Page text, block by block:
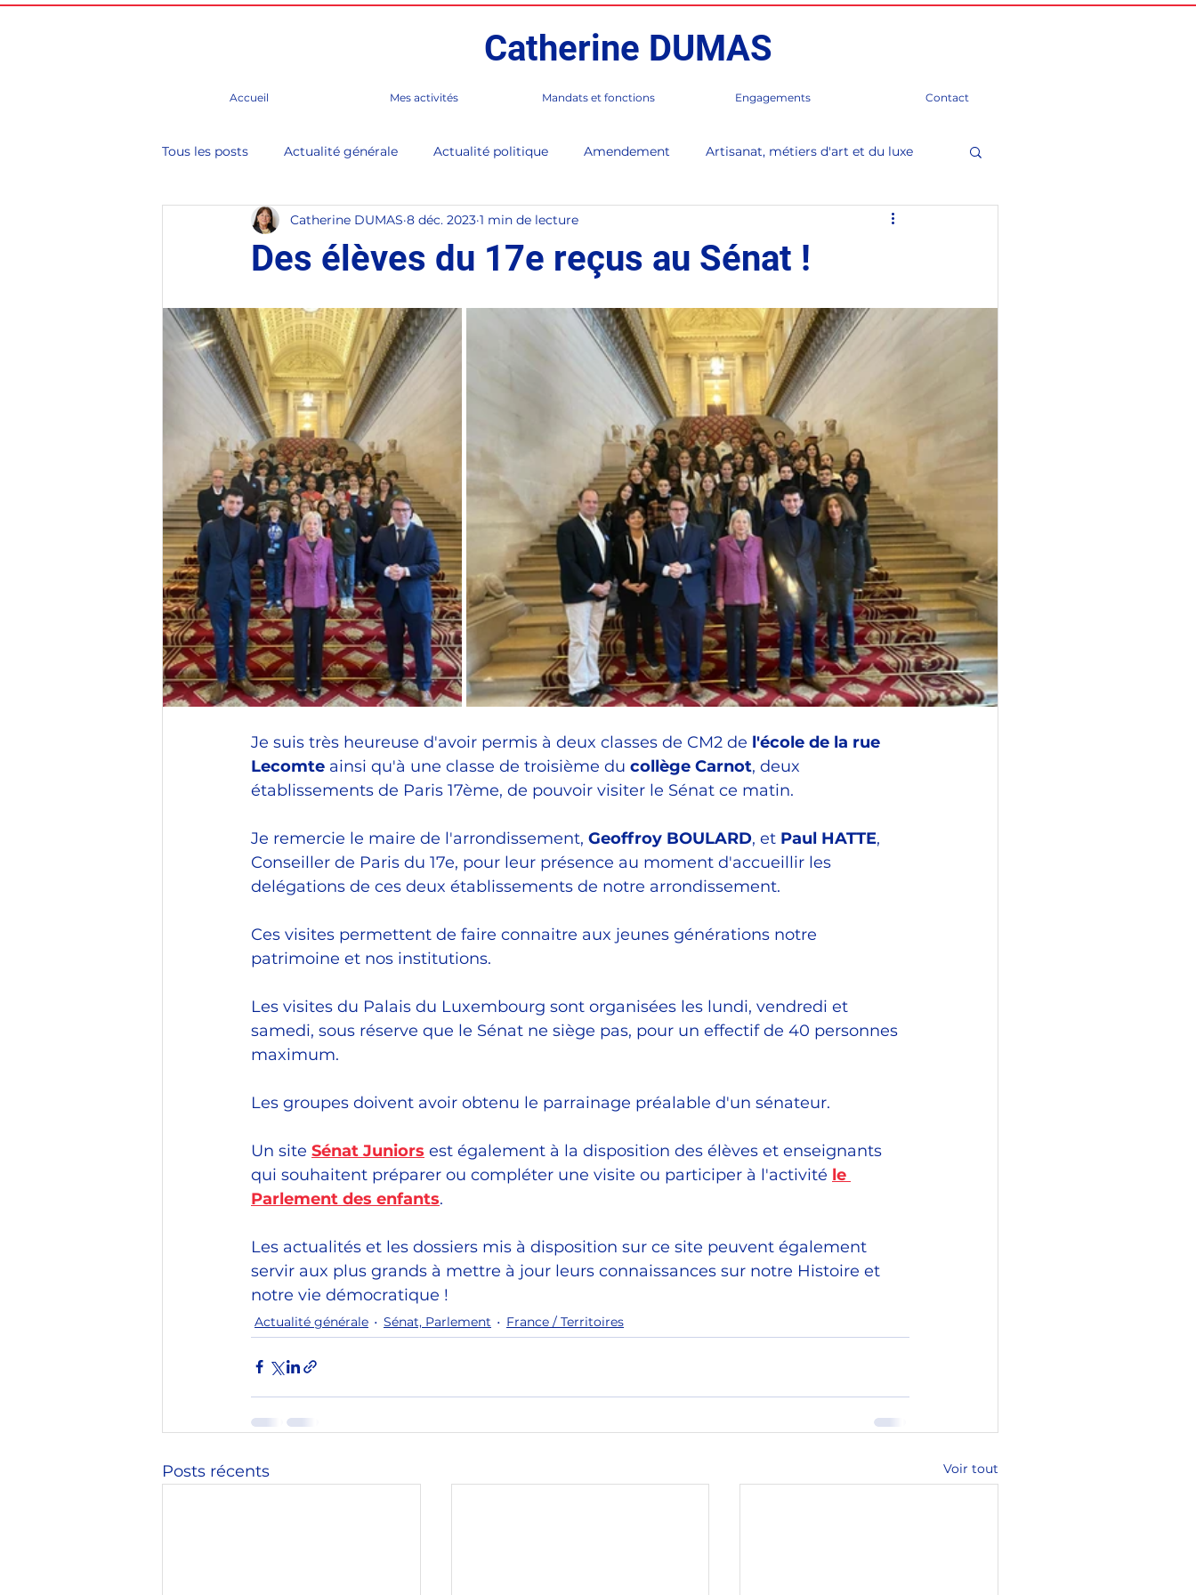
Catherine DUMAS
Accueil Mes activités Mandats et fonctions Engagements Contact
Tous les posts Actualité générale Actualité politique Amendement Artisanat, métiers d'art et du luxe
Chine Conseil de Paris Corée Culture
Groupe d'études Paris Paris 17e Séance publique Sénat, Parlement
Vitrine de France Tourisme Questions au Gouvernement Politique
COVID-19 Education Femmes Rayonnement Sports / JO Paris 2024
Des élèves du 17e reçus au Sénat !
Catherine DUMAS 8 déc. 2023 1 min de lecture
Je suis très heureuse d'avoir permis à deux classes de CM2 de l'école de la rue
Lecomte ainsi qu'à une classe de troisième du collège Carnot, deux
établissements de Paris 17ème, de pouvoir visiter le Sénat ce matin.
Je remercie le maire de l'arrondissement, Geoffroy BOULARD, et Paul HATTE,
Conseiller de Paris du 17e, pour leur présence au moment d'accueillir les
delégations de ces deux établissements de notre arrondissement.
Ces visites permettent de faire connaitre aux jeunes générations notre
patrimoine et nos institutions.
Les visites du Palais du Luxembourg sont organisées les lundi, vendredi et
samedi, sous réserve que le Sénat ne siège pas, pour un effectif de 40 personnes
maximum.
Les groupes doivent avoir obtenu le parrainage préalable d'un sénateur.
Un site Sénat Juniors est également à la disposition des élèves et enseignants
qui souhaitent préparer ou compléter une visite ou participer à l'activité le
Parlement des enfants.
Les actualités et les dossiers mis à disposition sur ce site peuvent également
servir aux plus grands à mettre à jour leurs connaissances sur notre Histoire et
notre vie démocratique !
Actualité générale Sénat, Parlement France / Territoires
Posts récents Voir tout